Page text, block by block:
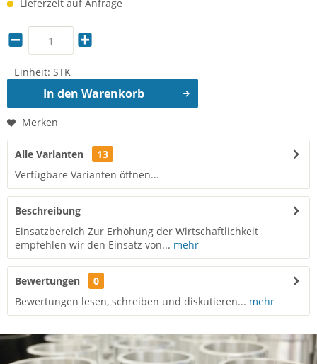
Lieferzeit auf Anfrage
Einheit: STK
In den Warenkorb
Merken
Alle Varianten
13
Verfügbare Varianten öffnen...
Beschreibung
Einsatzbereich Zur Erhöhung der Wirtschaftlichkeit
empfehlen wir den Einsatz von... mehr
Bewertungen
0
Bewertungen lesen, schreiben und diskutieren... mehr